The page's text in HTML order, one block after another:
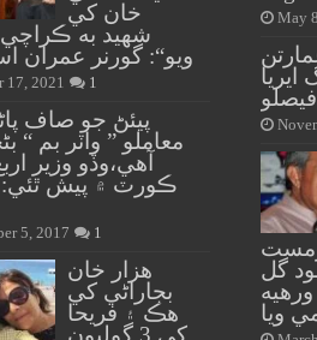
خان کي
شهيد به
ويو“: گورنر عمران
17, 2021 1
پيئڻ جو صاف
معاملو ” واٽر بم “
آهي،وڏو وزير
ڪورٽ ۾ پيش ٿئي:
5, 2017 1
هزار خان
بجاراڻي کي
هڪ ۽ فريحا
کي 3 گوليون
May
گل
ويا